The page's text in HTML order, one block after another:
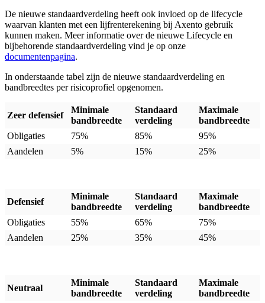
De nieuwe standaardverdeling heeft ook invloed op de lifecycle
waarvan klanten met een lijfrenterekening bij Axento gebruik
kunnen maken. Meer informatie over de nieuwe Lifecycle en
bijbehorende standaardverdeling vind je op onze
documentenpagina.
In onderstaande tabel zijn de nieuwe standaardverdeling en
bandbreedtes per risicoprofiel opgenomen.
Zeer defensief
Minimale
bandbreedte
Standaard
verdeling
Maximale
bandbreedte
Obligaties
75% 85%
95%
Aandelen
5% 15% 25%
Defensief
Minimale
bandbreedte
Standaard
verdeling
Maximale
bandbreedte
Obligaties
55% 65%
75%
Aandelen
25% 35% 45%
Neutraal
Minimale
bandbreedte
Standaard
verdeling
Maximale
bandbreedte